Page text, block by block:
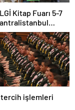
Kitap Fuarı 5-7
kapılarını açıyor
tercih işlemleri